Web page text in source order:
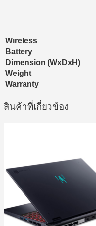
Wireless
Battery
Dimension (WxDxH)
Weight
Warranty
สินค้าที่เกี่ยวข้อง